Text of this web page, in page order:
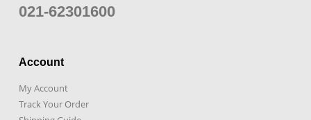
021-62301600
Account
My Account
Track Your Order